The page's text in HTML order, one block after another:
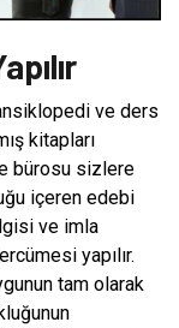
ve ders
kitapları
bürosu sizlere
içeren edebi
ve imla
yapılır.
tam olarak